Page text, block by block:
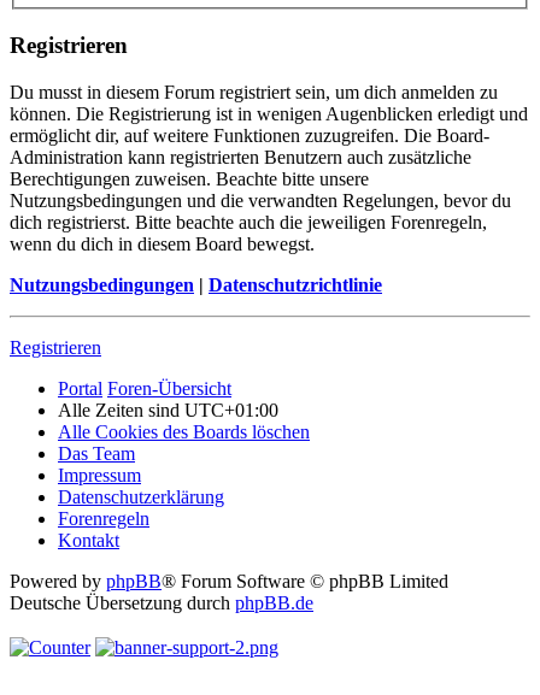
Registrieren
Du musst in diesem Forum registriert sein, um dich anmelden zu
können. Die Registrierung ist in wenigen Augenblicken erledigt und
ermöglicht dir, auf weitere Funktionen zuzugreifen. Die Board-
Administration kann registrierten Benutzern auch zusätzliche
Berechtigungen zuweisen. Beachte bitte unsere
Nutzungsbedingungen und die verwandten Regelungen, bevor du
dich registrierst. Bitte beachte auch die jeweiligen Forenregeln,
wenn du dich in diesem Board bewegst.
Nutzungsbedingungen | Datenschutzrichtlinie
Registrieren
Portal Foren-Übersicht
Alle Zeiten sind UTC+01:00
Alle Cookies des Boards löschen
Das Team
Impressum
Datenschutzerklärung
Forenregeln
Kontakt
Powered by phpBB® Forum Software © phpBB Limited
Deutsche Übersetzung durch phpBB.de